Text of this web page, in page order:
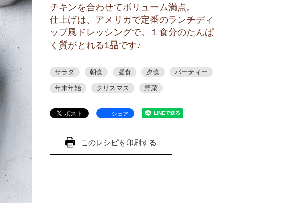
チキンを合わせてボリューム満点。
仕上げは、アメリカで定番のランチディ
ップ風ドレッシングで。１食分のたんぱ
く質がとれる1品です♪
サラダ 朝食 昼食 夕食 パーティー
年末年始 クリスマス 野菜
シェア
このレシピを印刷する